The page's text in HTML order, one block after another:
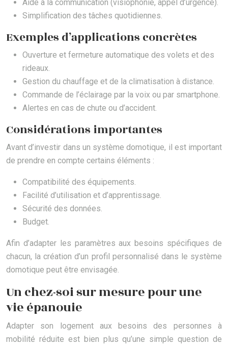
Aide à la communication (visiophonie, appel d’urgence).
Simplification des tâches quotidiennes.
Exemples d’applications concrètes
Ouverture et fermeture automatique des volets et des
rideaux.
Gestion du chauffage et de la climatisation à distance.
Commande de l’éclairage par la voix ou par smartphone.
Alertes en cas de chute ou d’accident.
Considérations importantes
Avant d’investir dans un système domotique, il est important
de prendre en compte certains éléments :
Compatibilité des équipements.
Facilité d’utilisation et d’apprentissage.
Sécurité des données.
Budget.
Afin d’adapter les paramètres aux besoins spécifiques de
chacun, la création d’un profil personnalisé dans le système
domotique peut être envisagée.
Un chez-soi sur mesure pour une
vie épanouie
Adapter son logement aux besoins des personnes à
mobilité réduite est bien plus qu’une simple question de